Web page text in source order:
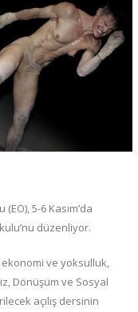
5-6 Kasım’da
düzenliyor.
ve yoksulluk,
Dönüşüm ve Sosyal
açılış dersinin